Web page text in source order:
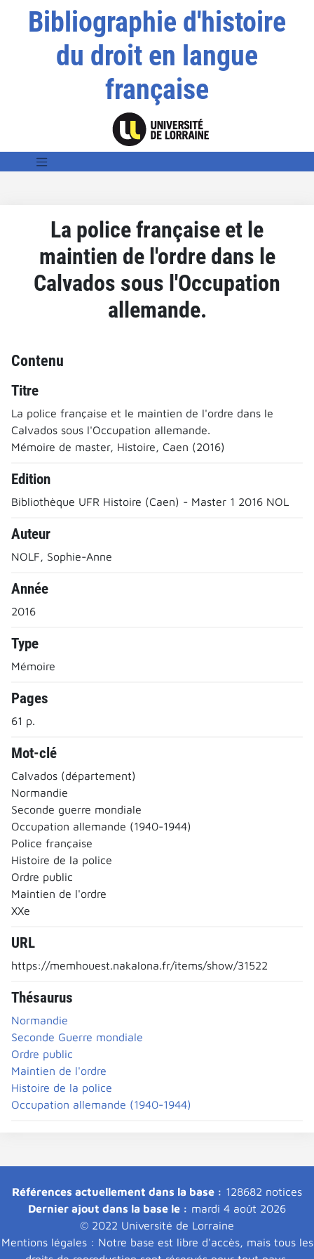
Bibliographie d'histoire
du droit en langue
française
La police française et le
maintien de l'ordre dans le
Calvados sous l'Occupation
allemande.
Contenu
Titre
La police française et le maintien de l'ordre dans le
Calvados sous l'Occupation allemande.
Mémoire de master, Histoire, Caen (2016)
Edition
Bibliothèque UFR Histoire (Caen) - Master 1 2016 NOL
Auteur
NOLF, Sophie-Anne
Année
2016
Type
Mémoire
Pages
61 p.
Mot-clé
Calvados (département)
Normandie
Seconde guerre mondiale
Occupation allemande (1940-1944)
Police française
Histoire de la police
Ordre public
Maintien de l'ordre
XXe
URL
https://memhouest.nakalona.fr/items/show/31522
Thésaurus
Normandie
Seconde Guerre mondiale
Ordre public
Maintien de l'ordre
Histoire de la police
Occupation allemande (1940-1944)
Références actuellement dans la base : 128682 notices
Dernier ajout dans la base le : mardi 4 août 2026
© 2022 Université de Lorraine
Mentions légales : Notre base est libre d'accès, mais tous les